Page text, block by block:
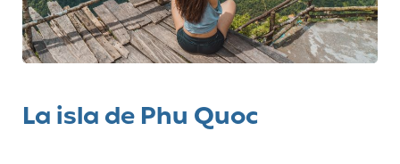
La isla de Phu Quoc